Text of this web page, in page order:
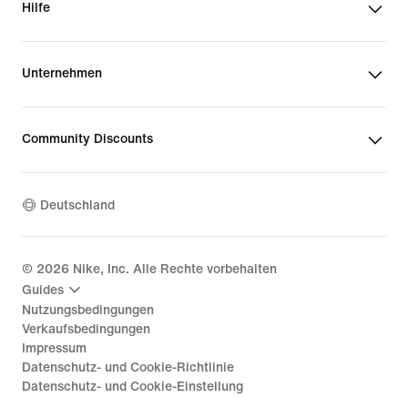
Hilfe
Unternehmen
Community Discounts
Deutschland
© 2026 Nike, Inc. Alle Rechte vorbehalten
Guides
Nutzungsbedingungen
Verkaufsbedingungen
Impressum
Datenschutz- und Cookie-Richtlinie
Datenschutz- und Cookie-Einstellung